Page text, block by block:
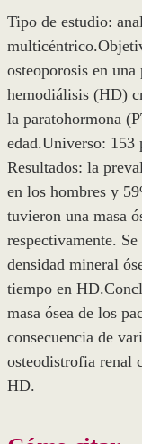
Tipo de estudio:
osteoporosis en
hemodiálisis (HD)
la paratohormona
edad.Universo: 153
Resultados: la
en los hombres y
tuvieron una masa
respectivamente.
densidad mineral
tiempo en
masa ósea de los
consecuencia de
osteodistrofia renal
HD.